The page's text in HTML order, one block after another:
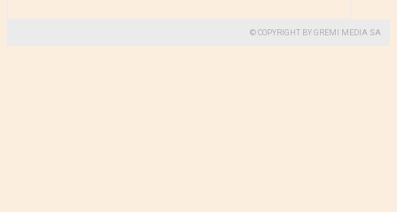
© COPYRIGHT BY GREMI MEDIA SA